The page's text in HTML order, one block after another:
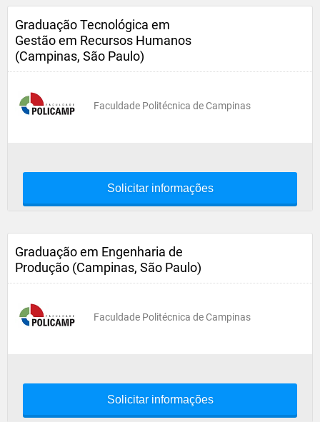
Graduação Tecnológica em
Gestão em Recursos Humanos
(Campinas, São Paulo)
Faculdade Politécnica de Campinas
Solicitar informações
Graduação em Engenharia de
Produção (Campinas, São Paulo)
Faculdade Politécnica de Campinas
Solicitar informações